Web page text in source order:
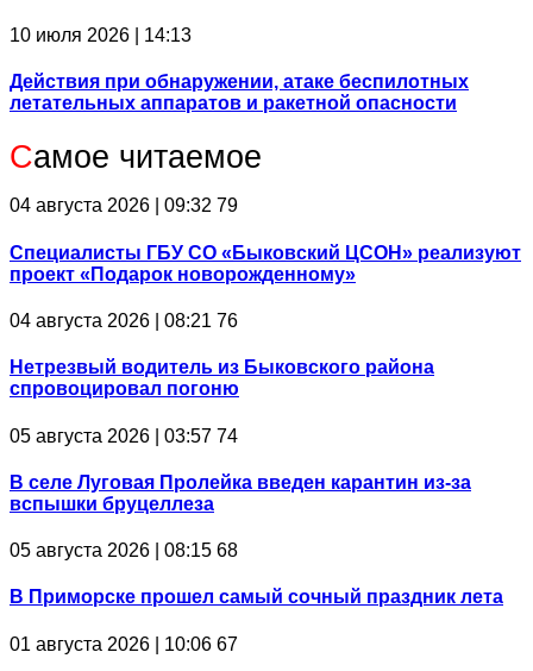
10 июля 2026 | 14:13
Действия при обнаружении, атаке беспилотных
летательных аппаратов и ракетной опасности
Самое читаемое
04 августа 2026 | 09:32 79
Специалисты ГБУ СО «Быковский ЦСОН» реализуют
проект «Подарок новорожденному»
04 августа 2026 | 08:21 76
Нетрезвый водитель из Быковского района
спровоцировал погоню
05 августа 2026 | 03:57 74
В селе Луговая Пролейка введен карантин из-за
вспышки бруцеллеза
05 августа 2026 | 08:15 68
В Приморске прошел самый сочный праздник лета
01 августа 2026 | 10:06 67